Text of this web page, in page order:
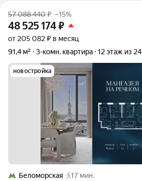
57 088 440₽ –15%
48 525 174₽
от 205 082 ₽ в месяц
91,4 м²
3-комн. квартира 12 этаж из 24
новостройка
Беломорская
17 мин.